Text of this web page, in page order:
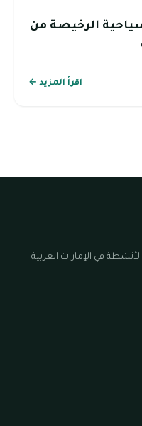
الرخيصة من
اقرأ المزيد ←
في الإمارات العربية